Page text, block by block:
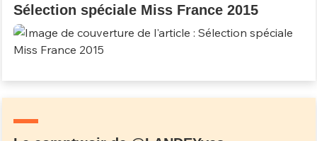
Sélection spéciale Miss France 2015